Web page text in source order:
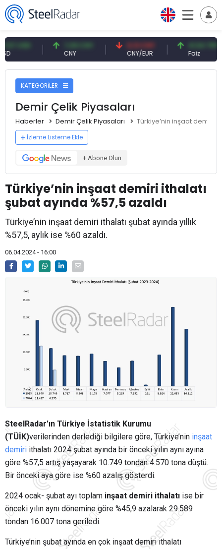
7,09 CNY 0,13 CNY
CNY/EUR
41,54 TRY
KATEGORİLER
Demir Çelik Piyasaları
Haberler Demir Çelik Piyasaları Türkiye’nin inşaat demiri
İzleme Listeme Ekle
+ Abone Olun
Türkiye’nin inşaat demiri ithalatı
şubat ayında %57,5 azaldı
Türkiye’nin inşaat demiri ithalatı şubat ayında yıllık
%57,5, aylık ise %60 azaldı.
06.04.2024 - 16:00
SteelRadar’ın Türkiye İstatistik Kurumu
(TÜİK)verilerinden derlediği bilgilere göre, Türkiye’nin inşaat
demiri ithalatı 2024 şubat ayında bir önceki yılın aynı ayına
göre %57,5 artış yaşayarak 10.749 tondan 4.570 tona düştü.
Bir önceki aya göre ise %60 azalış gösterdi.
2024 ocak- şubat ayı toplam inşaat demiri ithalatı ise bir
önceki yılın aynı dönemine göre %45,9 azalarak 29.589
tondan 16.007 tona geriledi.
Türkiye’nin şubat ayında en çok inşaat demiri ithalatı